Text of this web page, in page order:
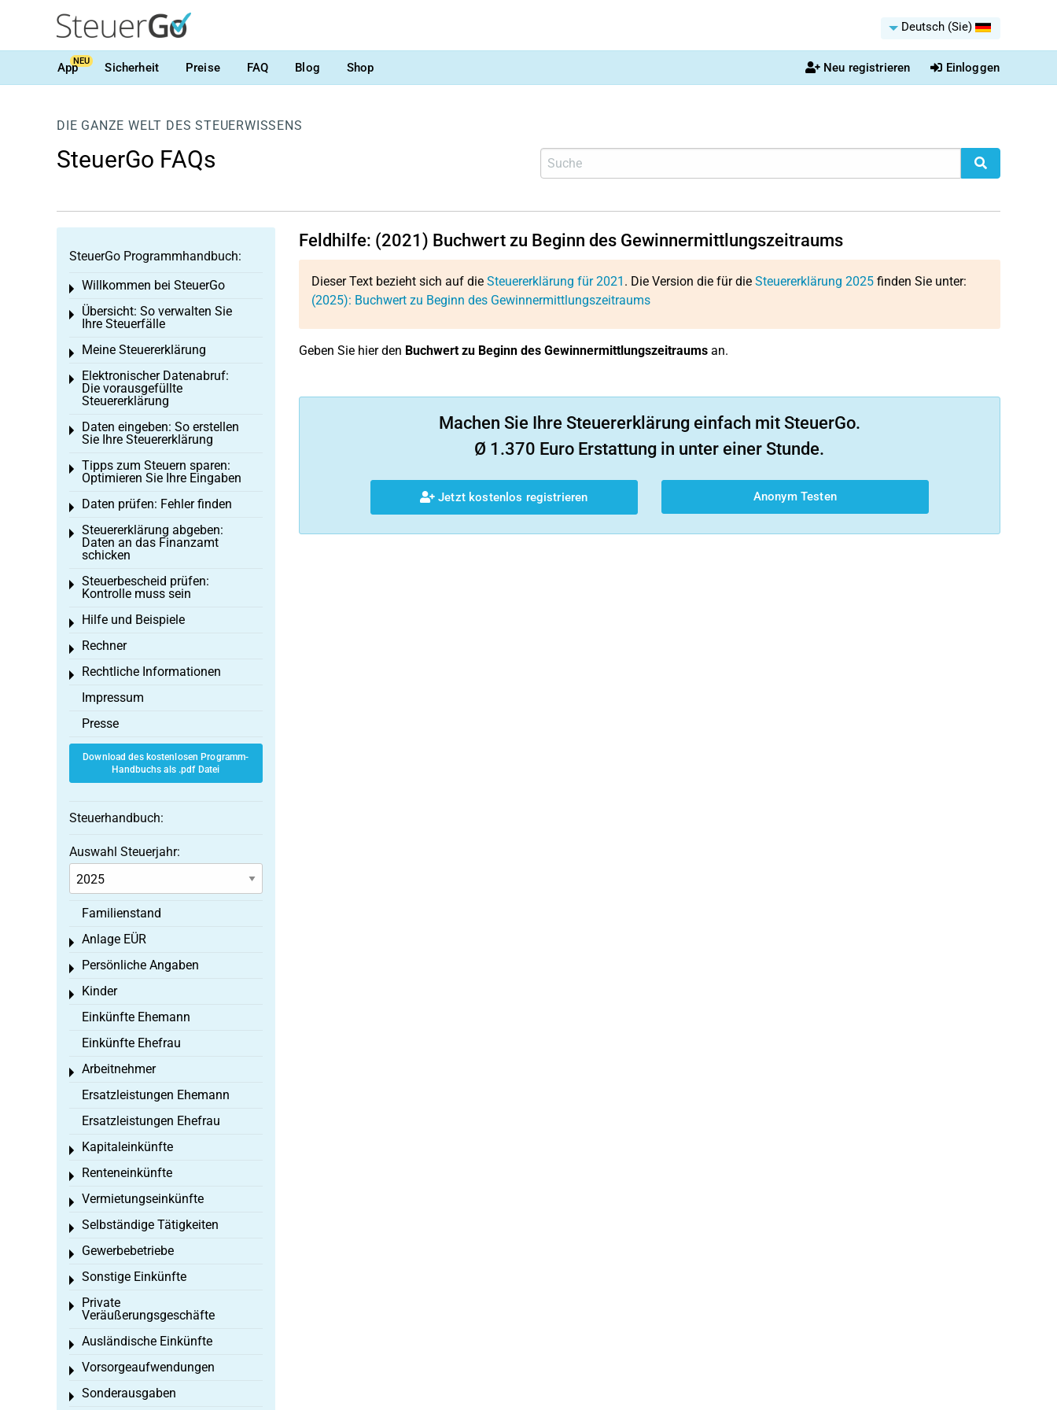
Deutsch (Sie)
AppNEU Sicherheit Preise FAQ Blog Shop Neu registrieren Einloggen
DIE GANZE WELT DES STEUERWISSENS
SteuerGo FAQs
Feldhilfe: (2021) Buchwert zu Beginn des Gewinnermittlungszeitraums
Dieser Text bezieht sich auf die Steuererklärung für 2021 . Die Version die für die Steuererklärung 2025finden Sie unter:
(2025): Buchwert zu Beginn des Gewinnermittlungszeitraums
Geben Sie hier den Buchwert zu Beginn des Gewinnermittlungszeitraumsan.
Machen Sie Ihre Steuererklärung einfach mit SteuerGo.
Ø 1.370 Euro Erstattung in unter einer Stunde.
Jetzt kostenlos registrieren Anonym Testen
SteuerGo Programmhandbuch:
Willkommen bei SteuerGo
Toggle menu
Übersicht: So verwalten Sie
Ihre Steuerfälle
Toggle menu
Meine Steuererklärung
Toggle menu
Elektronischer Datenabruf:
Die vorausgefüllte
Steuererklärung
Toggle menu
Daten eingeben: So erstellen
Sie Ihre Steuererklärung
Toggle menu
Tipps zum Steuern sparen:
Optimieren Sie Ihre Eingaben
Toggle menu
Daten prüfen: Fehler finden
Toggle menu
Steuererklärung abgeben:
Daten an das Finanzamt
schicken
Toggle menu
Steuerbescheid prüfen:
Kontrolle muss sein
Toggle menu
Hilfe und Beispiele
Toggle menu
Rechner
Toggle menu
Rechtliche Informationen
Toggle menu
Impressum
Presse
Download des kostenlosen Programm-
Handbuchs als .pdf Datei
Steuerhandbuch:
Auswahl Steuerjahr:
Familienstand
Anlage EÜR
Toggle menu
Persönliche Angaben
Toggle menu
Kinder
Toggle menu
Einkünfte Ehemann
Einkünfte Ehefrau
Arbeitnehmer
Toggle menu
Ersatzleistungen Ehemann
Ersatzleistungen Ehefrau
Kapitaleinkünfte
Toggle menu
Renteneinkünfte
Toggle menu
Vermietungseinkünfte
Toggle menu
Selbständige Tätigkeiten
Toggle menu
Gewerbebetriebe
Toggle menu
Sonstige Einkünfte
Toggle menu
Private
Veräußerungsgeschäfte
Toggle menu
Ausländische Einkünfte
Toggle menu
Vorsorgeaufwendungen
Toggle menu
Sonderausgaben
Toggle menu